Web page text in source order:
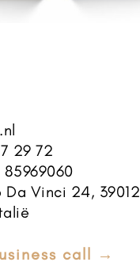
29 72
85969060
Da Vinci 24, 39012
call →